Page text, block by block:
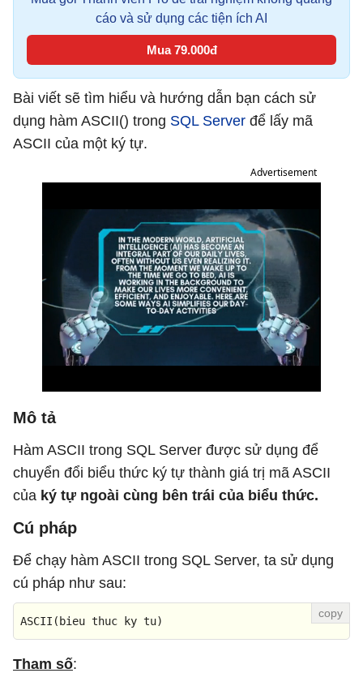
cáo và sử dụng các tiện ích AI
Mua 79.000đ
Bài viết sẽ tìm hiểu và hướng dẫn bạn cách sử
dụng hàm ASCII() trong SQL Server để lấy mã
ASCII của một ký tự.
Advertisement
Mô tả
Hàm ASCII trong SQL Server được sử dụng để
chuyển đổi biểu thức ký tự thành giá trị mã ASCII
của ký tự ngoài cùng bên trái của biểu thức.
Cú pháp
Để chạy hàm ASCII trong SQL Server, ta sử dụng
cú pháp như sau:
ASCII (bieu thuc ky tu)
Tham số: